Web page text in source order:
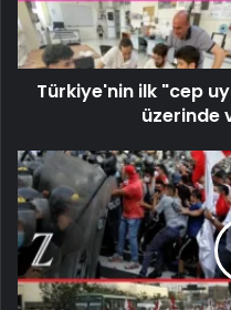
Türkiye'nin ilk "cep
üzerinde